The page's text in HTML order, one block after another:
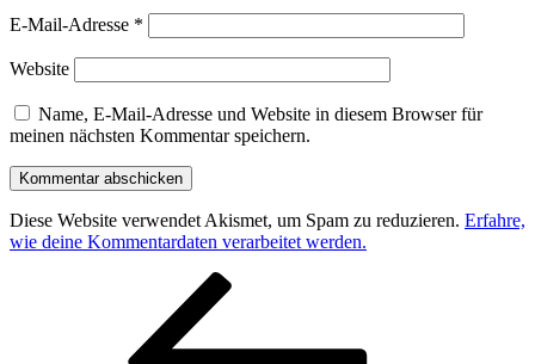
E-Mail-Adresse *
Website
Name, E-Mail-Adresse und Website in diesem Browser für
meinen nächsten Kommentar speichern.
Diese Website verwendet Akismet, um Spam zu reduzieren. Erfahre,
wie deine Kommentardaten verarbeitet werden.
Beitragsnavigation